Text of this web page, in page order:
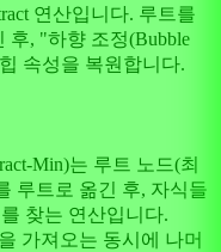
연산입니다. 루트를
후, "하향 조정(Bubble
속성을 복원합니다.
Min)는 루트 노드(최
루트로 옮긴 후, 자식들
찾는 연산입니다.
가져오는 동시에 나머